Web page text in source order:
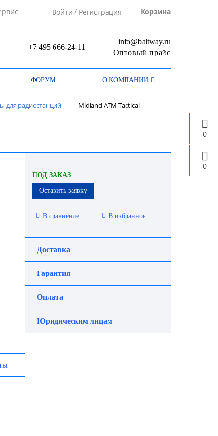
Войти / Регистрация Корзина
0
0
+7 495 666-24-11
info@baltway.ru
Оптовый прайс
ФОРУМ О КОМПАНИИ
для радиостанций Midland ATM Tactical
ПОД ЗАКАЗ
Оставить заявку
В сравнение В избранное
Доставка
Гарантия
Оплата
Юридическим лицам